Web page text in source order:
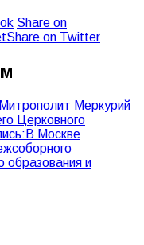
Share on
Share on Twitter
Митрополит Меркурий
Церковного
В Москве
образования и